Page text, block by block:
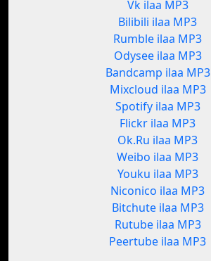
Vk ilaa MP3
Bilibili ilaa MP3
Rumble ilaa MP3
Odysee ilaa MP3
Bandcamp ilaa MP3
Mixcloud ilaa MP3
Spotify ilaa MP3
Flickr ilaa MP3
Ok.Ru ilaa MP3
Weibo ilaa MP3
Youku ilaa MP3
Niconico ilaa MP3
Bitchute ilaa MP3
Rutube ilaa MP3
Peertube ilaa MP3